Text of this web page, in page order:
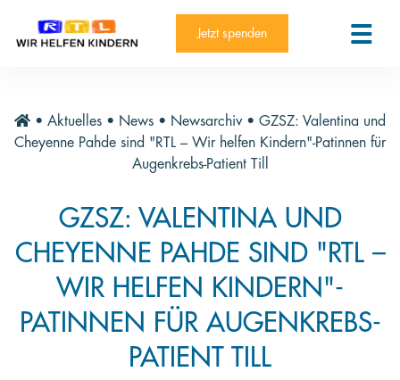
RTL-Spendenmarathon 2025
News
Informieren
Jahresberichte
Paten und Projekte
Trauer und Testament
Newsletter
Kontakt
Jetzt spenden
• Aktuelles • News • Newsarchiv• GZSZ: Valentina und
Cheyenne Pahde sind "RTL – Wir helfen Kindern"-Patinnen für
Augenkrebs-Patient Till
GZSZ: VALENTINA UND
CHEYENNE PAHDE SIND "RTL –
WIR HELFEN KINDERN"-
PATINNEN FÜR AUGENKREBS-
PATIENT TILL